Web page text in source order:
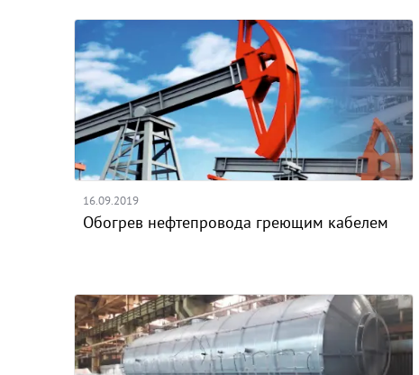
16.09.2019
Обогрев нефтепровода греющим кабелем